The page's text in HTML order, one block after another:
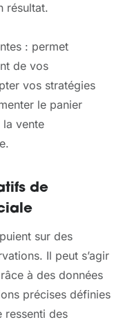
résultat.
: permet
de vos
vos stratégies
le panier
vente
de
sur des
Il peut s’agir
à des données
précises définies
ressenti des